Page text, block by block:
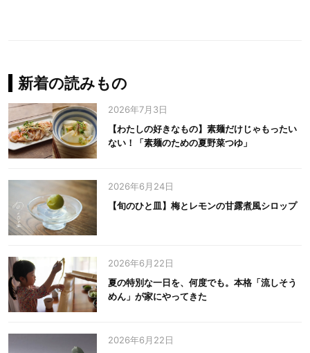
新着の読みもの
2026年7月3日
【わたしの好きなもの】素麺だけじゃもったい
ない！「素麺のための夏野菜つゆ」
2026年6月24日
【旬のひと皿】梅とレモンの甘露煮風シロップ
2026年6月22日
夏の特別な一日を、何度でも。本格「流しそう
めん」が家にやってきた
2026年6月22日